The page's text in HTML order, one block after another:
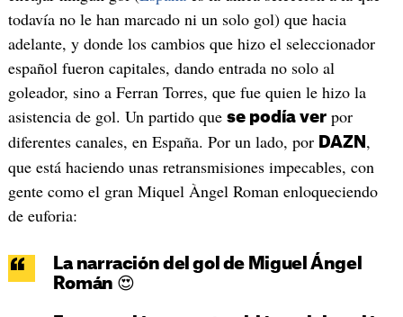
todavía no le han marcado ni un solo gol) que hacia
adelante, y donde los cambios que hizo el seleccionador
español fueron capitales, dando entrada no solo al
goleador, sino a Ferran Torres, que fue quien le hizo la
asistencia de gol. Un partido que se podía verpor
diferentes canales, en España. Por un lado, por DAZN ,
que está haciendo unas retransmisiones impecables, con
gente como el gran Miquel Àngel Roman enloqueciendo
de euforia:
La narración del gol de Miguel Ángel
Román 😍